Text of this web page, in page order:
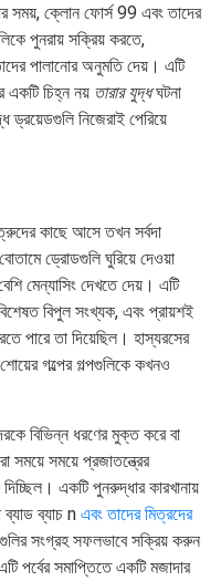
সময়, ক্লোন ফোর্স 99 এবং তাদের
পুনরায় সক্রিয় করতে,
পালানোর অনুমতি দেয়। এটি
একটি চিহ্ন নয় তারার যুদ্ধঘটনা
নিজেরাই পেরিয়ে
কাছে আসে তখন সর্বদা
ড্রোডগুলি ঘুরিয়ে দেওয়া
মেন্যাসিং দেখতে দেয়। এটি
বিপুল সংখ্যক, এবং প্রায়শই
পারে তা দিয়েছিল। হাস্যরসের
গল্পের গল্পগুলিকে কখনও
বিভিন্ন ধরণের মুক্ত করে বা
সময়ে সময়ে প্রজাতন্ত্রের
দিচ্ছিল। একটি পুনরুদ্ধার কারখানায়
ব্যাচ n এবং তাদের মিত্রদের
সংগ্রহ সফলভাবে সক্রিয় করুন
পর্বের সমাপ্তিতে একটি মজাদার